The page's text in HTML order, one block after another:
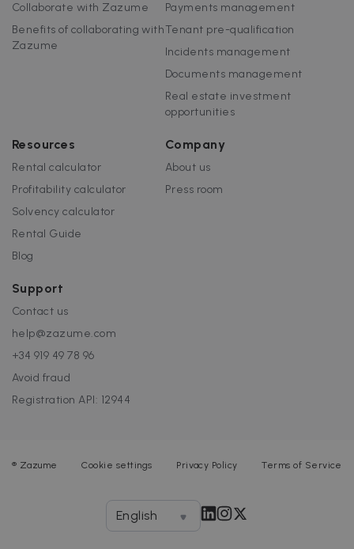
Collaborate with Zazume
Benefits of collaborating with
Zazume
Payments management
Tenant pre-qualification
Incidents management
Documents management
Real estate investment
opportunities
Resources
Rental calculator
Profitability calculator
Solvency calculator
Rental Guide
Blog
Company
About us
Press room
Support
Contact us
help@zazume.com
+34 919 49 78 96
Avoid fraud
Registration API: 12944
® Zazume Cookie settings Privacy Policy Terms of Service
English